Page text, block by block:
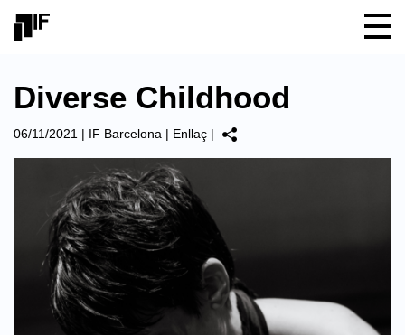
Diverse Childhood
06/11/2021 | IF Barcelona | Enllaç |